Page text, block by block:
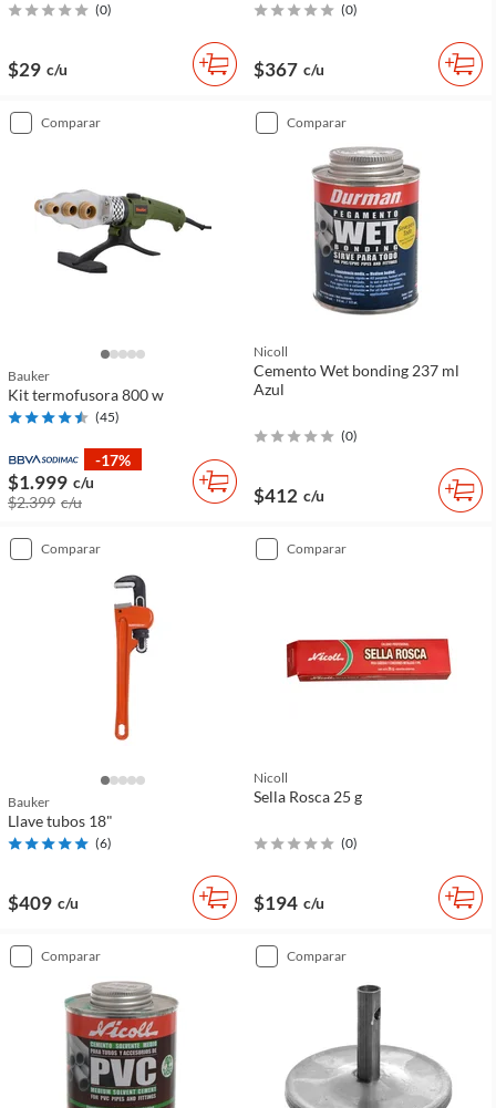
(0)
$29 c/u
(0)
$367 c/u
comparar
Bauker
Kit termofusora 800 w
(45)
-17%
$1.999 c/u
$2.399 c/u
comparar
Nicoll
Cemento Wet bonding 237 ml
Azul
(0)
$412 c/u
comparar
Bauker
Llave tubos 18"
(6)
$409 c/u
comparar
Nicoll
Sella Rosca 25 g
(0)
$194 c/u
comparar comparar